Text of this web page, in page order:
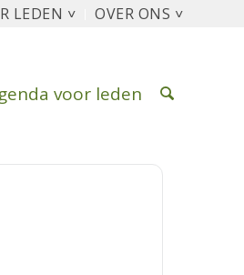
LEDEN ˅ OVER ONS ˅
voor leden